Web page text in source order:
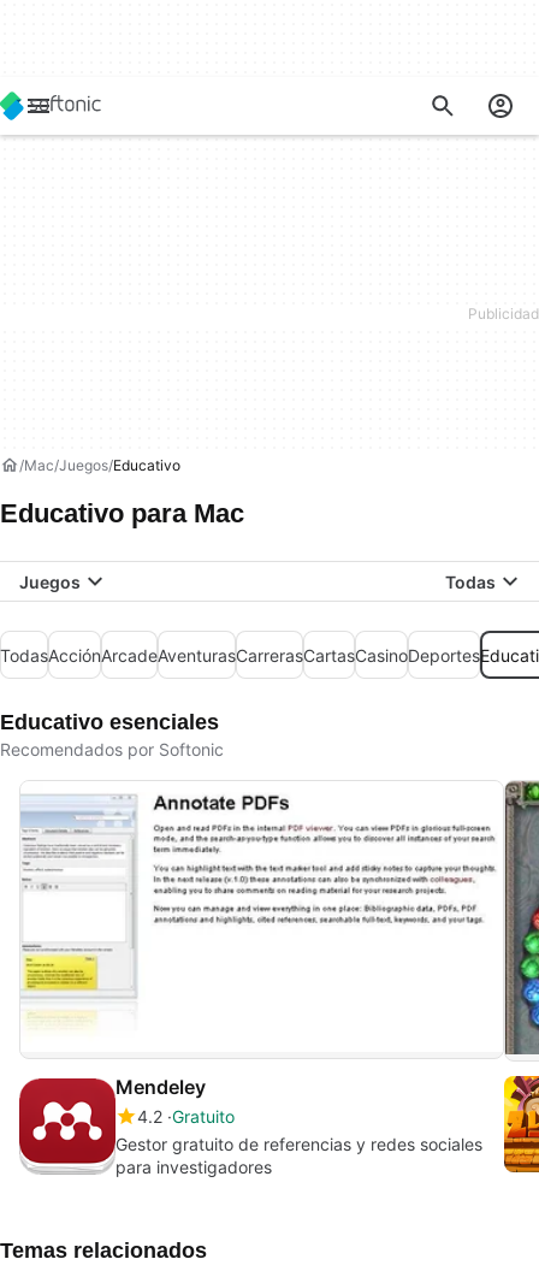
Mac Juegos Educativo
Educativo para Mac
Juegos Todas
TodasAcciónArcadeAventurasCarrerasCartasCasinoDeportes
Educativo esenciales
Recomendados por Softonic
Mendeley
4.2 Gratuito
Gestor gratuito de referencias y redes sociales
para investigadores
Temas relacionados